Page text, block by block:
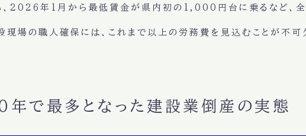
、2026年1月から最低賃金が県内初の1,000円台に乗るなど、
現場の職人確保には、これまで以上の労務費を見込むことが不可
で最多となった建設業倒産の実態